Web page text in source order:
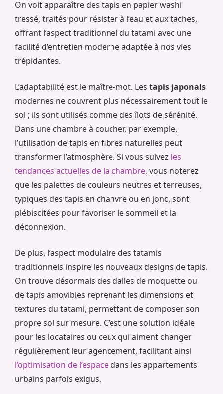
On voit apparaître des tapis en papier washi
tressé, traités pour résister à l’eau et aux taches,
offrant l’aspect traditionnel du tatami avec une
facilité d’entretien moderne adaptée à nos vies
trépidantes.
L’adaptabilité est le maître-mot. Les tapis japonais
modernes ne couvrent plus nécessairement tout le
sol ; ils sont utilisés comme des îlots de sérénité.
Dans une chambre à coucher, par exemple,
l’utilisation de tapis en fibres naturelles peut
transformer l’atmosphère. Si vous suivez les
tendances actuelles de la chambre, vous noterez
que les palettes de couleurs neutres et terreuses,
typiques des tapis en chanvre ou en jonc, sont
plébiscitées pour favoriser le sommeil et la
déconnexion.
De plus, l’aspect modulaire des tatamis
traditionnels inspire les nouveaux designs de tapis.
On trouve désormais des dalles de moquette ou
de tapis amovibles reprenant les dimensions et
textures du tatami, permettant de composer son
propre sol sur mesure. C’est une solution idéale
pour les locataires ou ceux qui aiment changer
régulièrement leur agencement, facilitant ainsi
l’optimisation de l’espace dans les appartements
urbains parfois exigus.